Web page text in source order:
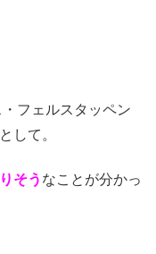
フェルスタッペン
して。
そう なことが分かっ